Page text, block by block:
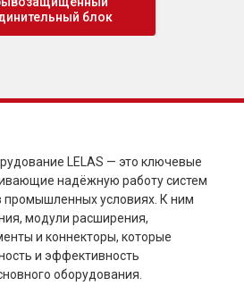
блок
LELAS — это ключевые
надёжную работу систем
промышленных условиях. К ним
модули расширения,
и коннекторы, которые
и эффективность
оборудования.